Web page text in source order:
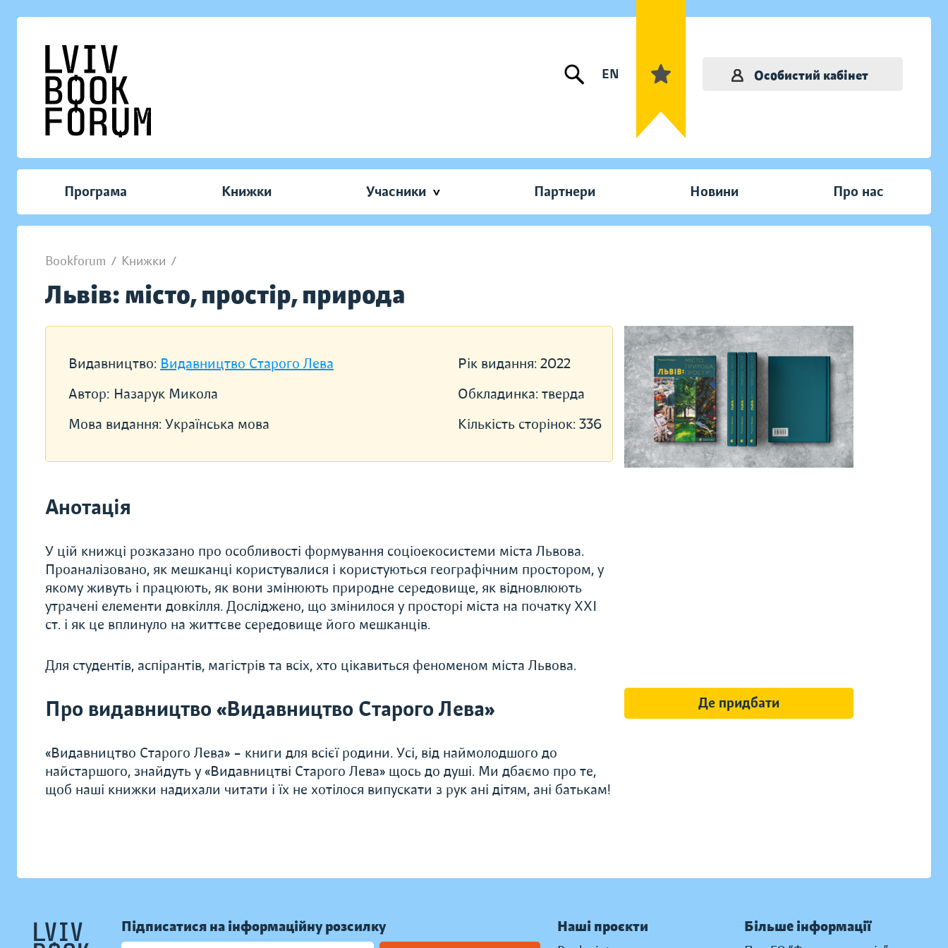
EN Особистий кабінет
Програма Книжки Учасники Партнери Новини Про нас
Bookforum / Книжки /
Львів: місто, простір, природа
Видавництво: Видавництво Старого Лева
Автор: Назарук Микола
Мова видання: Українська мова
Рік видання: 2022
Обкладинка: тверда
Кількість сторінок: 336
Анотація
У цій книжці розказано про особливості формування соціоекосистеми міста Львова.
Проаналізовано, як мешканці користувалися і користуються географічним простором, у
якому живуть і працюють, як вони змінюють природне середовище, як відновлюють
утрачені елементи довкілля. Досліджено, що змінилося у просторі міста на початку ХХI
ст. і як це вплинуло на життєве середовище його мешканців.
Для студентів, аспірантів, магістрів та всіх, хто цікавиться феноменом міста Львова.
Про видавництво «Видавництво Старого Лева»
«Видавництво Старого Лева» – книги для всієї родини. Усі, від наймолодшого до
найстаршого, знайдуть у «Видавництві Старого Лева» щось до душі. Ми дбаємо про те,
щоб наші книжки надихали читати і їх не хотілося випускати з рук ані дітям, ані батькам!
Де придбати
Підписатися на інформаційну розсилку Наші проєкти Більше інформації